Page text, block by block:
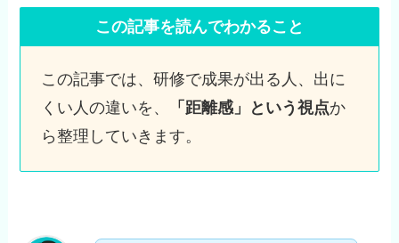
この記事を読んでわかること
この記事では、研修で成果が出る人、出に
くい人の違いを、
「距離感」という視点か
ら整理していきます。